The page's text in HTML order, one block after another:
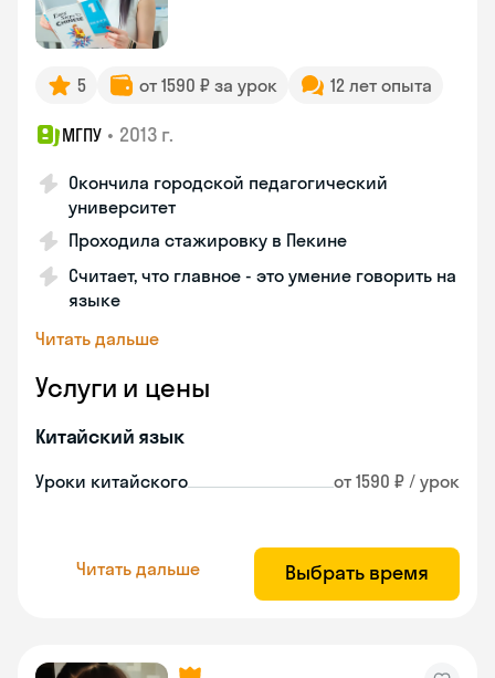
5 от 1590 ₽ за урок 12 лет опыта
МГПУ • 2013 г.
Окончила городской педагогический
университет
Проходила стажировку в Пекине
Считает, что главное - это умение говорить на
языке
Читать дальше
Услуги и цены
Китайский язык
Уроки китайского от 1590 ₽ / урок
Читать дальше Выбрать время